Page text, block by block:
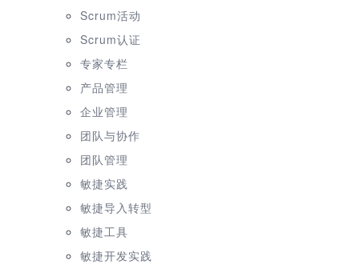
Scrum活动
Scrum认证
专家专栏
产品管理
企业管理
团队与协作
团队管理
敏捷实践
敏捷导入转型
敏捷工具
敏捷开发实践